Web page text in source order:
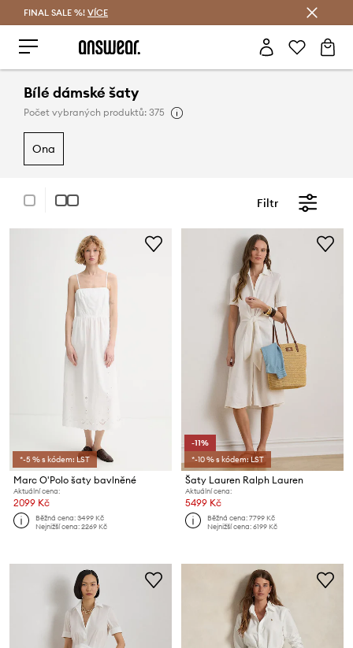
FINAL SALE %! VÍCE
Bílé dámské šaty
Počet vybraných produktů: 375
ona
Filtr
*-5 % s kódem: LST
Marc O'Polo šaty bavlněné
Aktuální cena:
2099 Kč
Běžná cena:3499 Kč
Nejnižší cena:2269 Kč
-11%
*-10 % s kódem: LST
Šaty Lauren Ralph Lauren
Aktuální cena:
5499 Kč
Běžná cena:7799 Kč
Nejnižší cena:6199 Kč